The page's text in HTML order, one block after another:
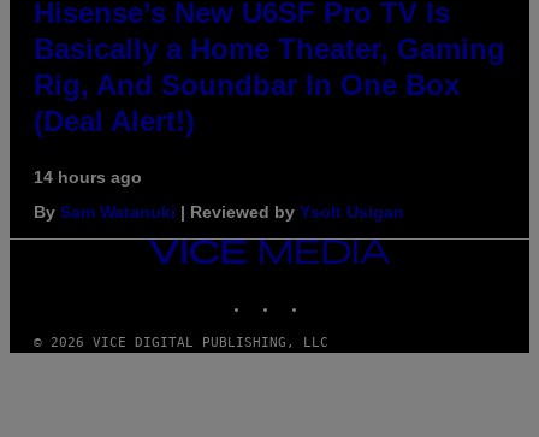
Hisense’s New U6SF Pro TV Is
Basically a Home Theater, Gaming
Rig, And Soundbar In One Box
(Deal Alert!)
14 hours ago
By Sam Watanuki | Reviewed by Ysolt Usigan
VICE
MEDIA
© 2026 VICE DIGITAL PUBLISHING, LLC